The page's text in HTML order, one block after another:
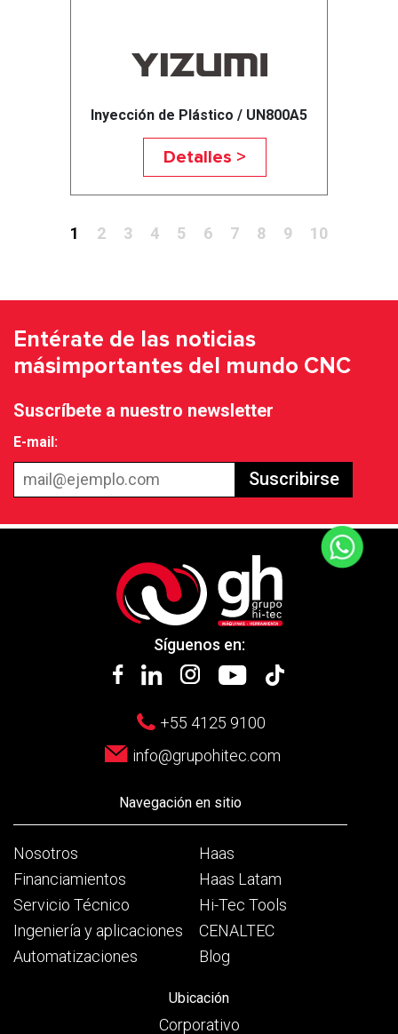
Inyección de Plástico / UN800A5
Detalles >
1 2 3 4 5 6 7 8 9 10
Entérate de las noticias
másimportantes del mundo CNC
Suscríbete a nuestro newsletter
E-mail:
Suscribirse
Síguenos en:
+55 4125 9100
info@grupohitec.com
Navegación en sitio
Nosotros
Financiamientos
Servicio Técnico
Ingeniería y aplicaciones
Automatizaciones
Haas
Haas Latam
Hi-Tec Tools
CENALTEC
Blog
Ubicación
Corporativo